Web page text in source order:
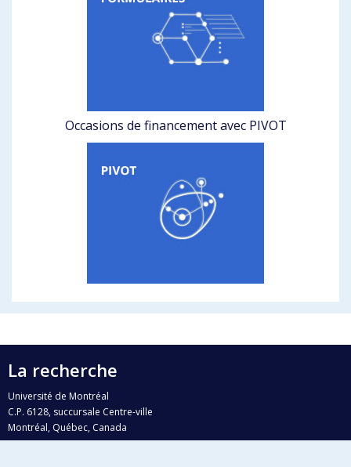
Occasions de financement avec PIVOT
La recherche
Université de Montréal
C.P. 6128, succursale Centre-ville
Montréal, Québec, Canada
H3C 3J7